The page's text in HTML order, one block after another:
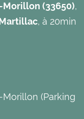
Morillon (33650),
, à 20min
(Parking